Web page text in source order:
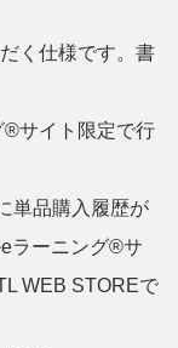
く仕様です。書
®サイト限定で行
単品購入履歴が
ラーニング®サ
WEB STOREで